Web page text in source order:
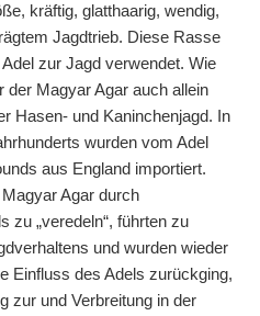
kräftig, glatthaarig, wendig,
Jagdtrieb. Diese Rasse
zur Jagd verwendet. Wie
der Magyar Agar auch allein
Hasen- und Kaninchenjagd. In
wurden vom Adel
aus England importiert.
Agar durch
zu „veredeln“, führten zu
und wurden wieder
Einfluss des Adels zurückging,
zur und Verbreitung in der